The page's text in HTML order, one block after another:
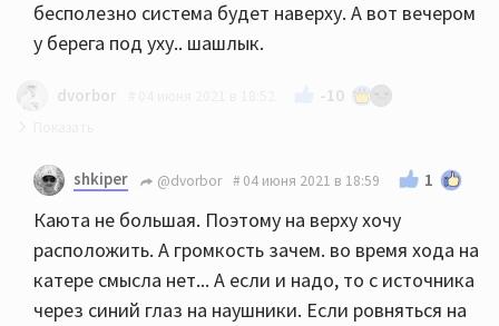
бесполезно система будет наверху. А вот вечером
у берега под уху.. шашлык.
dvorbor -10
Посмотрите
Или
shkiper @dvorbor 04 июня 2021 в 18:59 1
Каюта не большая. Поэтому на верху хочу
расположить. А громкость зачем. во время хода на
катере смысла нет... А если и надо, то с источника
через синий глаз на наушники. Если ровняться на